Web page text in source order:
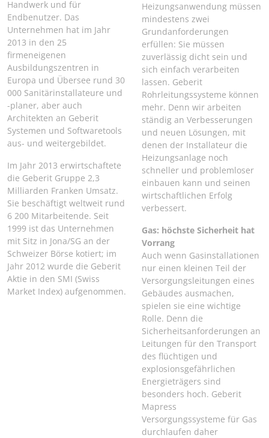
Handwerk und für
Endbenutzer. Das
Unternehmen hat im Jahr
2013 in den 25
firmeneigenen
Ausbildungszentren in
Europa und Übersee rund 30
000 Sanitärinstallateure und
-planer, aber auch
Architekten an Geberit
Systemen und Softwaretools
aus- und weitergebildet.
Im Jahr 2013 erwirtschaftete
die Geberit Gruppe 2,3
Milliarden Franken Umsatz.
Sie beschäftigt weltweit rund
6 200 Mitarbeitende. Seit
1999 ist das Unternehmen
mit Sitz in Jona/SG an der
Schweizer Börse kotiert; im
Jahr 2012 wurde die Geberit
Aktie in den SMI (Swiss
Market Index) aufgenommen.
Heizungsanwendung müssen
mindestens zwei
Grundanforderungen
erfüllen: Sie müssen
zuverlässig dicht sein und
sich einfach verarbeiten
lassen. Geberit
Rohrleitungssysteme können
mehr. Denn wir arbeiten
ständig an Verbesserungen
und neuen Lösungen, mit
denen der Installateur die
Heizungsanlage noch
schneller und problemloser
einbauen kann und seinen
wirtschaftlichen Erfolg
verbessert.
Gas: höchste Sicherheit hat
Vorrang
Auch wenn Gasinstallationen
nur einen kleinen Teil der
Versorgungsleitungen eines
Gebäudes ausmachen,
spielen sie eine wichtige
Rolle. Denn die
Sicherheitsanforderungen an
Leitungen für den Transport
des flüchtigen und
explosionsgefährlichen
Energieträgers sind
besonders hoch. Geberit
Mapress
Versorgungssysteme für Gas
durchlaufen daher